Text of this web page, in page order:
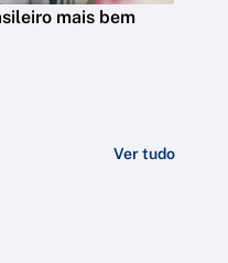
mais bem
Ver tudo